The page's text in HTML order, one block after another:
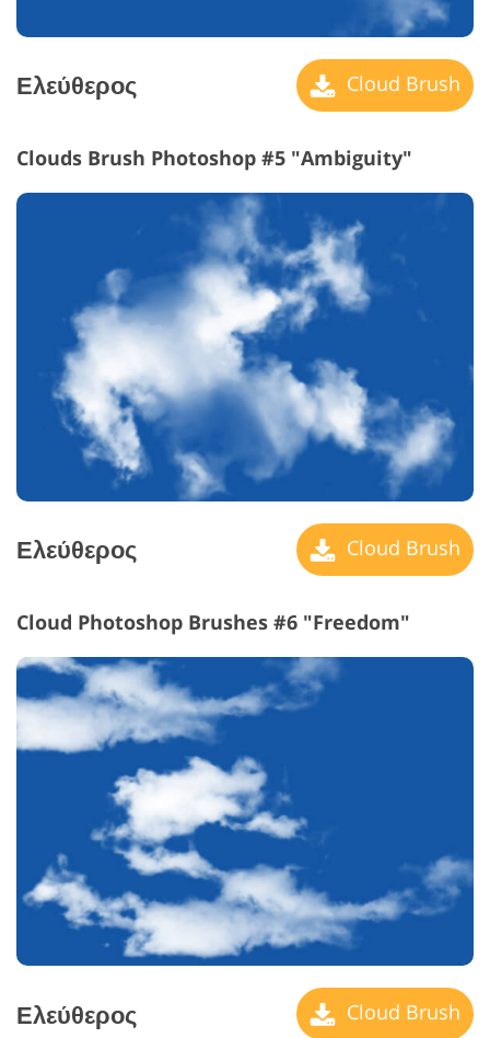
Ελεύθερος Cloud Brush
Clouds Brush Photoshop #5 "Ambiguity"
Ελεύθερος Cloud Brush
Cloud Photoshop Brushes #6 "Freedom"
Ελεύθερος Cloud Brush